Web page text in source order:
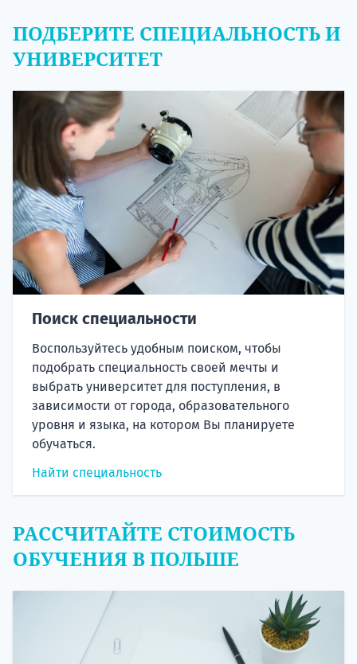
ПОДБЕРИТЕ СПЕЦИАЛЬНОСТЬ И
УНИВЕРСИТЕТ
Поиск специальности
Воспользуйтесь удобным поиском, чтобы
подобрать специальность своей мечты и
выбрать университет для поступления, в
зависимости от города, образовательного
уровня и языка, на котором Вы планируете
обучаться.
Найти специальность
РАССЧИТАЙТЕ СТОИМОСТЬ
ОБУЧЕНИЯ В ПОЛЬШЕ